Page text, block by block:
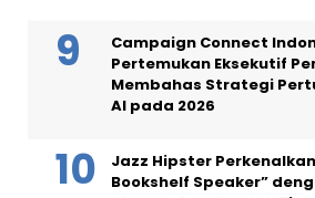
Campaign Connect
Pertemukan Eksekutif
Membahas Strategi
AI pada 2026
Jazz Hipster
Bookshelf Speaker”